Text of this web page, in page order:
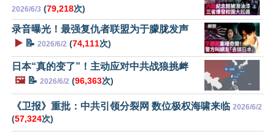
2026/6/3 (79,218次)
录音曝光！最强复仇者联盟为于朦胧发声
▶️ 📝 2026/6/2 (74,111次)
日本“真的变了”！主动应对中共战狼挑衅
🖼️📝 2026/6/2 (96,363次)
《卫报》重批：中共引领分裂网 数位极权海啸来临 2026/6/2
(57,324次)